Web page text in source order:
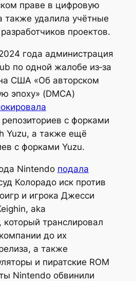
праве в цифровую
также удалила учётные
проектов.
года администрация
по одной жалобе из‑за
США «Об авторском
эпоху» (DMCA)
репозиториев с форками
Yuzu, а также ещё
с форками Yuzu.
Nintendo подала
Колорадо иск против
и игрока Джесси
aka
который транслировал
до их
а также
и пиратские ROM
Nintendo обвинили